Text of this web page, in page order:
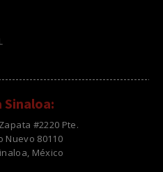
Sinaloa:
#2220 Pte.
Nuevo 80110
México